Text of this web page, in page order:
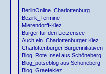
BerlinOnline_Charlottenburg
Bezirk_Termine
Mierendorff-Kiez
Bürger für den Lietzensee
Auch ein_Charlottenburger Kiez
Charlottenburger Bürgerinitiativen
Blog_Rote Insel aus Schöneberg
Blog_potseblog aus Schöneberg
Blog_Graefekiez